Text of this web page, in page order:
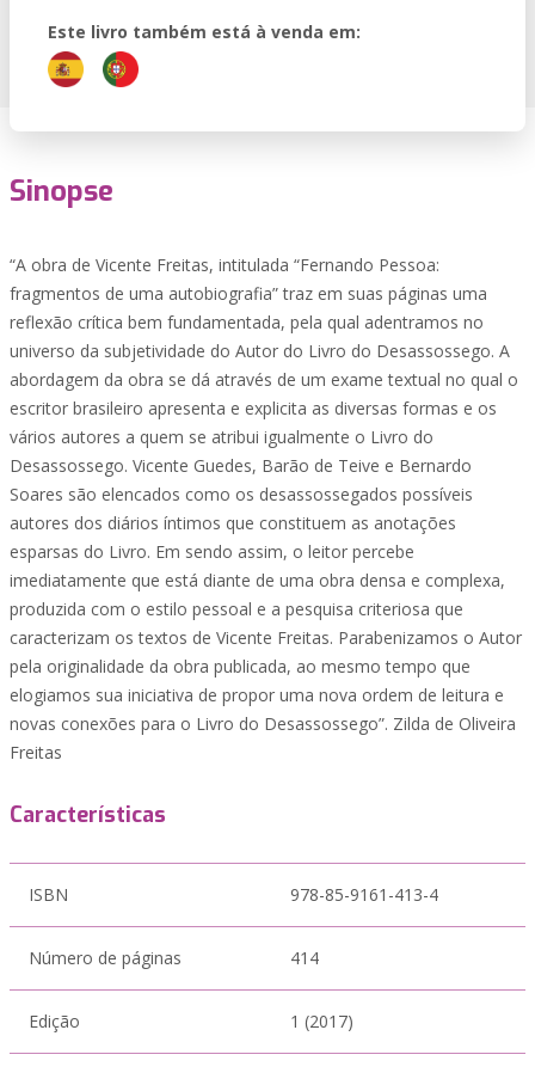
Este livro também está à venda em:
Sinopse
“A obra de Vicente Freitas, intitulada “Fernando Pessoa:
fragmentos de uma autobiografia” traz em suas páginas uma
reflexão crítica bem fundamentada, pela qual adentramos no
universo da subjetividade do Autor do Livro do Desassossego. A
abordagem da obra se dá através de um exame textual no qual o
escritor brasileiro apresenta e explicita as diversas formas e os
vários autores a quem se atribui igualmente o Livro do
Desassossego. Vicente Guedes, Barão de Teive e Bernardo
Soares são elencados como os desassossegados possíveis
autores dos diários íntimos que constituem as anotações
esparsas do Livro. Em sendo assim, o leitor percebe
imediatamente que está diante de uma obra densa e complexa,
produzida com o estilo pessoal e a pesquisa criteriosa que
caracterizam os textos de Vicente Freitas. Parabenizamos o Autor
pela originalidade da obra publicada, ao mesmo tempo que
elogiamos sua iniciativa de propor uma nova ordem de leitura e
novas conexões para o Livro do Desassossego”. Zilda de Oliveira
Freitas
Características
ISBN 978-85-9161-413-4
Número de páginas 414
Edição 1 (2017)